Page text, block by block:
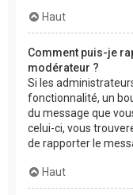
Haut
Comment puis-je
modérateur ?
Si les
fonctionnalité, un
du message que
celui-ci, vous
de rapporter le
Haut